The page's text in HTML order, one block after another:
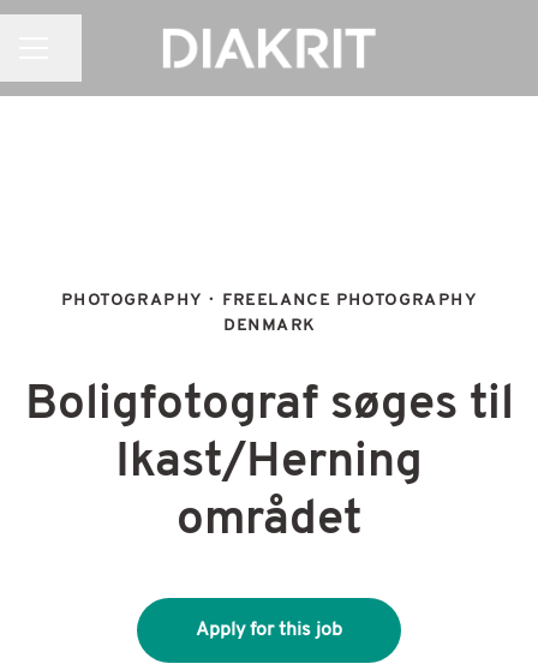
PHOTOGRAPHY · FREELANCE PHOTOGRAPHY
DENMARK
Boligfotograf søges til
Ikast/Herning
området
Apply for this job